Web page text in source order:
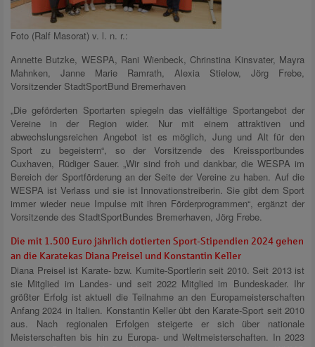
Foto (Ralf Masorat) v. l. n. r.:
Annette Butzke, WESPA, Rani Wienbeck, Chrinstina Kinsvater, Mayra
Mahnken, Janne Marie Ramrath, Alexia Stielow, Jörg Frebe,
Vorsitzender StadtSportBund Bremerhaven
„Die geförderten Sportarten spiegeln das vielfältige Sportangebot der
Vereine in der Region wider. Nur mit einem attraktiven und
abwechslungsreichen Angebot ist es möglich, Jung und Alt für den
Sport zu begeistern“, so der Vorsitzende des Kreissportbundes
Cuxhaven, Rüdiger Sauer. „Wir sind froh und dankbar, die WESPA im
Bereich der Sportförderung an der Seite der Vereine zu haben. Auf die
WESPA ist Verlass und sie ist Innovationstreiberin. Sie gibt dem Sport
immer wieder neue Impulse mit ihren Förderprogrammen“, ergänzt der
Vorsitzende des StadtSportBundes Bremerhaven, Jörg Frebe.
Die mit 1.500 Euro jährlich dotierten Sport-Stipendien 2024 gehen
an die Karatekas Diana Preisel und Konstantin Keller
Diana Preisel ist Karate- bzw. Kumite-Sportlerin seit 2010. Seit 2013 ist
sie Mitglied im Landes- und seit 2022 Mitglied im Bundeskader. Ihr
größter Erfolg ist aktuell die Teilnahme an den Europameisterschaften
Anfang 2024 in Italien. Konstantin Keller übt den Karate-Sport seit 2010
aus. Nach regionalen Erfolgen steigerte er sich über nationale
Meisterschaften bis hin zu Europa- und Weltmeisterschaften. In 2023